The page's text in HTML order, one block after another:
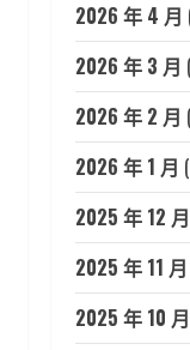
2026 年 4 月
2026 年 3 月
2026 年 2 月
2026 年 1 月
2025 年 12 月
2025 年 11 月
2025 年 10 月